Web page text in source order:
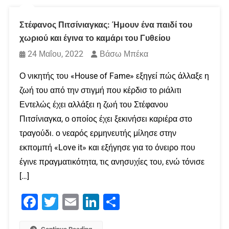
Στέφανος Πιτσίνιαγκας: Ήμουν ένα παιδί του
χωριού και έγινα το καμάρι του Γυθείου
24 Μαΐου, 2022
Βάσω Μπέκα
Ο νικητής του «House of Fame» εξηγεί πώς άλλαξε η
ζωή του από την στιγμή που κέρδισ το ριάλιτι
Εντελώς έχει αλλάξει η ζωή του Στέφανου
Πιτσίνιαγκα, ο οποίος έχει ξεκινήσει καριέρα στο
τραγούδι. ο νεαρός ερμηνευτής μίλησε στην
εκπομπή «Love it» και εξήγησε για το όνειρο που
έγινε πραγματικότητα, τις ανησυχίες του, ενώ τόνισε
[…]
Facebook
Twitter Email LinkedIn